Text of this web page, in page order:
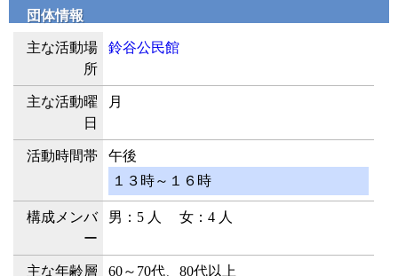
団体情報
主な活動場
所
鈴谷公民館
主な活動曜
日
月
活動時間帯
午後
１３時～１６時
構成メンバ
ー
男：5 人 女：4 人
主な年齢層 60～70代、80代以上